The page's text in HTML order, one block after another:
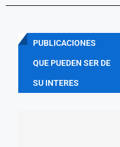
PUBLICACIONES
QUE PUEDEN SER DE
SU INTERES